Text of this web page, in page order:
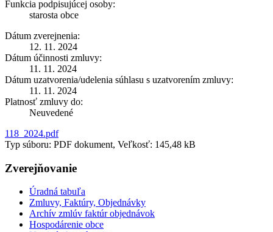
Funkcia podpisujúcej osoby:
starosta obce
Dátum zverejnenia:
12. 11. 2024
Dátum účinnosti zmluvy:
11. 11. 2024
Dátum uzatvorenia/udelenia súhlasu s uzatvorením zmluvy:
11. 11. 2024
Platnosť zmluvy do:
Neuvedené
118_2024.pdf
Typ súboru: PDF dokument, Veľkosť: 145,48 kB
Zverejňovanie
Úradná tabuľa
Zmluvy, Faktúry, Objednávky
Archív zmlúv faktúr objednávok
Hospodárenie obce